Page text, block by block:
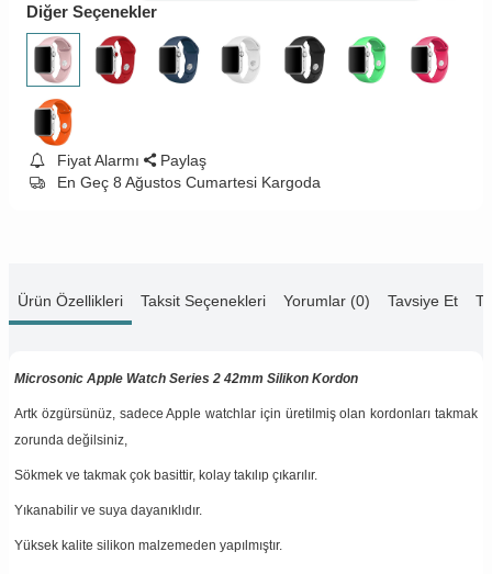
Diğer Seçenekler
Fiyat Alarmı
Paylaş
En Geç 8 Ağustos Cumartesi Kargoda
Ürün Özellikleri Taksit Seçenekleri Yorumlar (0) Tavsiye Et
Microsonic Apple Watch Series 2 42mm Silikon Kordon
Artk özgürsünüz, sadece Apple watchlar için üretilmiş olan kordonları takmak
zorunda değilsiniz,
Sökmek ve takmak çok basittir, kolay takılıp çıkarılır.
Yıkanabilir ve suya dayanıklıdır.
Yüksek kalite silikon malzemeden yapılmıştır.